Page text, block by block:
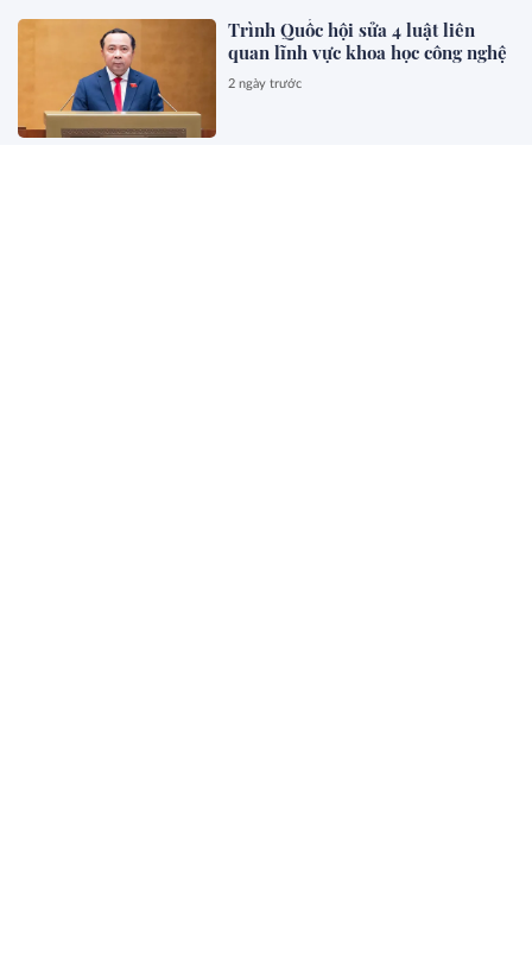
Trình Quốc hội sửa 4 luật liên
quan lĩnh vực khoa học công nghệ
2 ngày trước